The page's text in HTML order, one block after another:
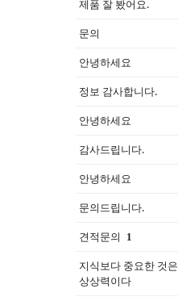
제품 잘 봤어요.
문의
안녕하세요
정보 감사합니다.
안녕하세요
감사드립니다.
안녕하세요
문의드립니다.
견적문의 1
지식보다 중요한 것은
상상력이다